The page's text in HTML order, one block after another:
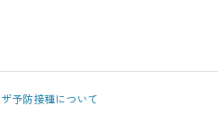
予防接種について